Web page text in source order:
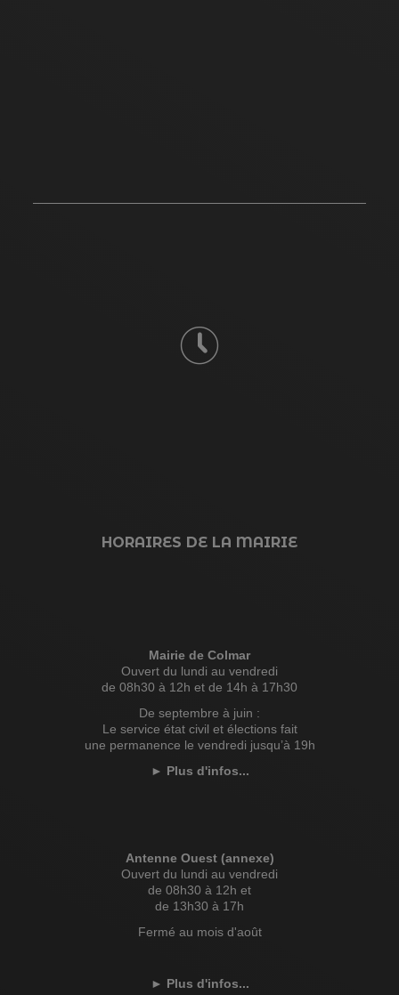
HORAIRES DE LA MAIRIE
Mairie de Colmar
Ouvert du lundi au vendredi
de 08h30 à 12h et de 14h à 17h30
De septembre à juin :
Le service état civil et élections fait
une permanence le vendredi jusqu’à 19h
► Plus d'infos...
Antenne Ouest (annexe)
Ouvert du lundi au vendredi
de 08h30 à 12h et
de 13h30 à 17h
Fermé au mois d'août
► Plus d'infos...